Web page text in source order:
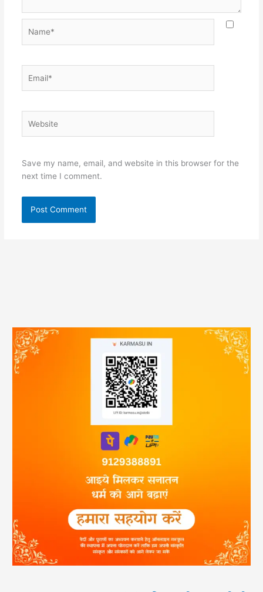
Save my name, email, and website in this browser for the
next time I comment.